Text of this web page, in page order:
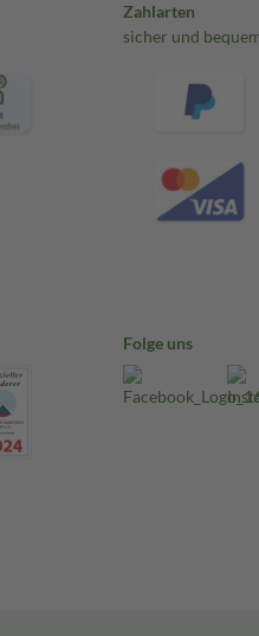
Zahlarten
sicher und
Folge uns